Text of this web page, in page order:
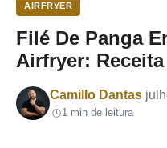
AIRFRYER
Filé De Panga
Airfryer:
Por
Camillo Dantas
1 min de leitura